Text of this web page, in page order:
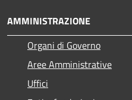
AMMINISTRAZIONE
Organi di Governo
Aree Amministrative
Uffici